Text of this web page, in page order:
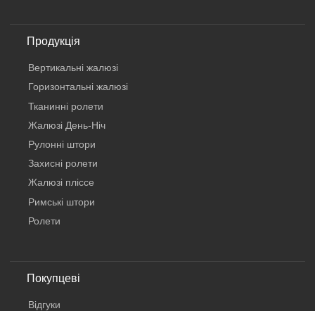
Продукція
Вертикальнi жалюзi
Горизонтальні жалюзі
Тканинні ролети
Жалюзі День-Ніч
Рулонні штори
Захисні ролети
Жалюзі пліссе
Римські штори
Ролети
Покупцеві
Відгуки